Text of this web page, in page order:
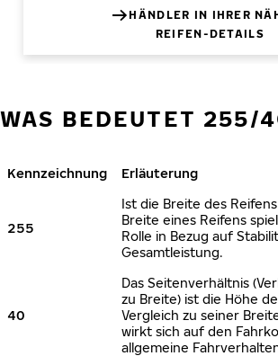
HÄNDLER IN IHRER
REIFEN-DETAILS
WAS BEDEUTET 255/
Kennzeichnung Erläuterung
255
Ist die Breite des
Breite eines Reifens
Rolle in Bezug auf
Gesamtleistung.
40
Das Seitenverhältnis
zu Breite) ist die Höhe
Vergleich zu seiner
wirkt sich auf den
allgemeine